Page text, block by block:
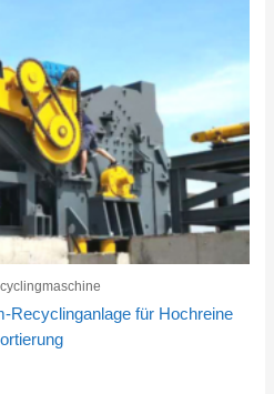
Recyclinganlage für Hochreine